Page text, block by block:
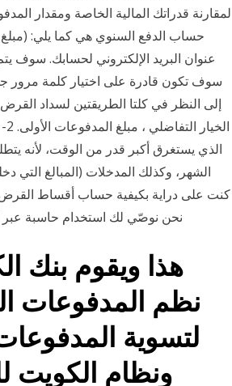
لمقارنة قدراتك المالية الخاصة ومقدار
عنوان البريد الإلكتروني لحسابك. سوف
سوف تكون قادرة على اختيار كلمة مرور
إلى النظر في كلتا الطريقتين لسداد
الذي يستغرق أكبر قدر من الوقت، لأنه
الشهر، وكذلك المدخلات (المبالغ
كنت على دراية بكيفية حساب أقساط
نحن نوصّي لك استخدام حاسبة عبر
هذا ويقوم بنك
نظم المدفوعات
لتسوية